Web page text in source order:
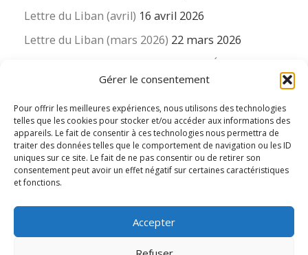
Gérer le consentement
Pour offrir les meilleures expériences, nous utilisons des technologies
telles que les cookies pour stocker et/ou accéder aux informations des
appareils. Le fait de consentir à ces technologies nous permettra de
traiter des données telles que le comportement de navigation ou les ID
uniques sur ce site. Le fait de ne pas consentir ou de retirer son
consentement peut avoir un effet négatif sur certaines caractéristiques
et fonctions.
Accepter
Lettre du Liban (avril) 16 avril 2026
Lettre du Liban (mars 2026) 22 mars 2026
La revue « Educateur » décapitée ? L’Éducation
nouvelle et ses liens avec la revue du Syndicat
16 mars 2026
© 2026
– Tous
droits réservés